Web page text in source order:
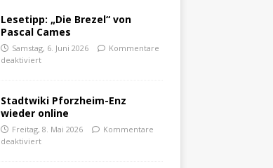
Lesetipp: „Die Brezel“ von
Pascal Cames
Samstag, 6. Juni 2026
Kommentare
deaktiviert
Stadtwiki Pforzheim-Enz
wieder online
Freitag, 8. Mai 2026
Kommentare
deaktiviert